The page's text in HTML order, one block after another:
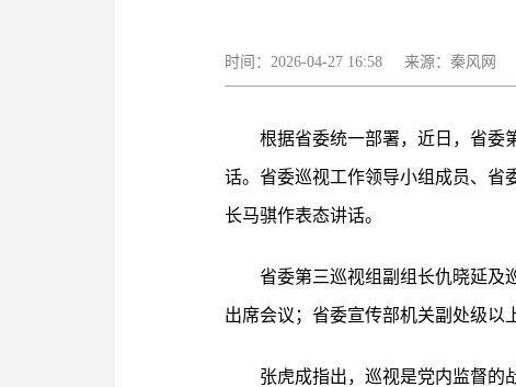
时间：2026-04-27 16:58 来源：秦风网
根据省委统一部署，近日，省委
话。省委巡视工作领导小组成员、省
长马骐作表态讲话。
省委第三巡视组副组长仇晓延及
出席会议；省委宣传部机关副处级以
张虎成指出，巡视是党内监督的